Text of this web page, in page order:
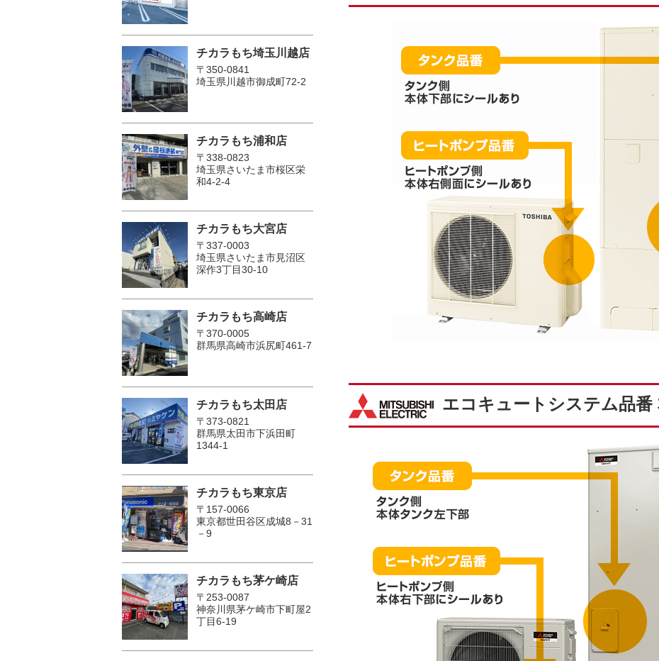
エコキュートシステム品番
チカラもち埼玉川越店
〒350-0841
埼玉県川越市御成町72-2
チカラもち浦和店
〒338-0823
埼玉県さいたま市桜区栄
和4-2-4
チカラもち大宮店
〒337-0003
埼玉県さいたま市見沼区
深作3丁目30-10
チカラもち高崎店
〒370-0005
群馬県高崎市浜尻町461-7
チカラもち太田店
〒373-0821
群馬県太田市下浜田町
1344-1
チカラもち東京店
〒157-0066
東京都世田谷区成城8－31
－9
チカラもち茅ケ崎店
〒253-0087
神奈川県茅ケ崎市下町屋2
丁目6-19